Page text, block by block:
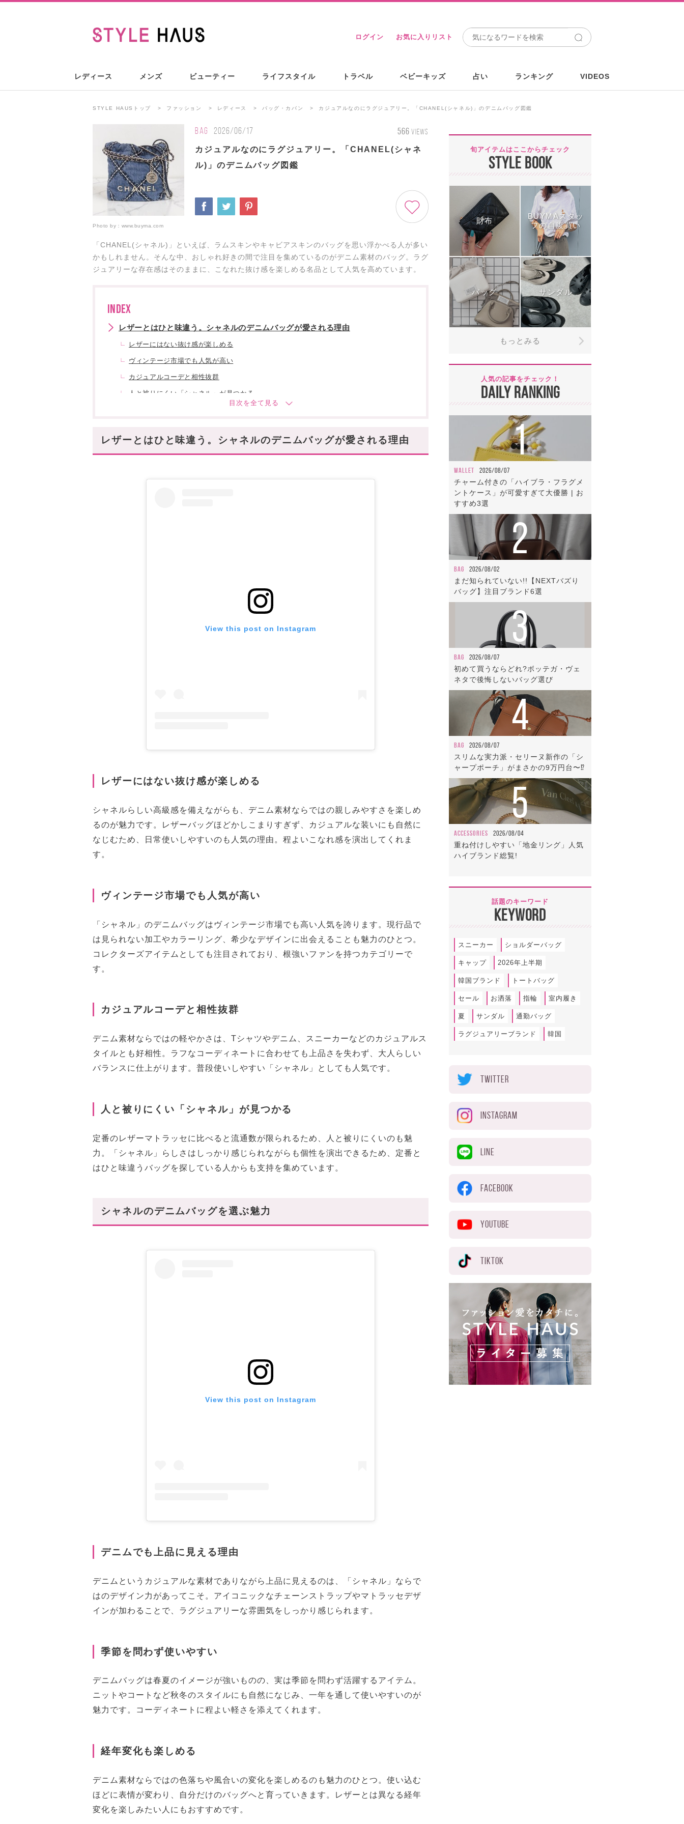
ログイン お気に入りリスト
レディース メンズ ビューティー ライフスタイル トラベル ベビーキッズ 占い ランキング VIDEOS
STYLE HAUSトップ ファッション レディース バッグ・カバン カジュアルなのにラグジュアリー。「CHANEL(シャネル)」のデニムバッグ図鑑
BAG 2026/06/17 566 VIEWS
カジュアルなのにラグジュアリー。「CHANEL(シャネ
ル)」のデニムバッグ図鑑
Photo by： www.buyma.com
「CHANEL(シャネル)」といえば、ラムスキンやキャビアスキンのバッグを思い浮かべる人が多い
かもしれません。そんな中、おしゃれ好きの間で注目を集めているのがデニム素材のバッグ。ラグ
ジュアリーな存在感はそのままに、こなれた抜け感を楽しめる名品として人気を高めています。
INDEX
レザーとはひと味違う。シャネルのデニムバッグが愛される理由
レザーにはない抜け感が楽しめる
ヴィンテージ市場でも人気が高い
カジュアルコーデと相性抜群
人と被りにくい「シャネル」が見つかる
季節を問わず使いやすい
コーディネートのアクセントになる
シャネルのデニムバッグはどう合わせる?
シャネルのデニムバッグは、大人の余裕を感じさせる名品
レザーとはひと味違う。シャネルのデニムバッグが愛される理由
View this post on Instagram
レザーにはない抜け感が楽しめる
シャネルらしい高級感を備えながらも、デニム素材ならではの親しみやすさを楽しめ
るのが魅力です。レザーバッグほどかしこまりすぎず、カジュアルな装いにも自然に
なじむため、日常使いしやすいのも人気の理由。程よいこなれ感を演出してくれま
す。
ヴィンテージ市場でも人気が高い
「シャネル」のデニムバッグはヴィンテージ市場でも高い人気を誇ります。現行品で
は見られない加工やカラーリング、希少なデザインに出会えることも魅力のひとつ。
コレクターズアイテムとしても注目されており、根強いファンを持つカテゴリーで
す。
カジュアルコーデと相性抜群
デニム素材ならではの軽やかさは、Tシャツやデニム、スニーカーなどのカジュアルス
タイルとも好相性。ラフなコーディネートに合わせても上品さを失わず、大人らしい
バランスに仕上がります。普段使いしやすい「シャネル」としても人気です。
人と被りにくい「シャネル」が見つかる
定番のレザーマトラッセに比べると流通数が限られるため、人と被りにくいのも魅
力。「シャネル」らしさはしっかり感じられながらも個性を演出できるため、定番と
はひと味違うバッグを探している人からも支持を集めています。
シャネルのデニムバッグを選ぶ魅力
View this post on Instagram
デニムでも上品に見える理由
デニムというカジュアルな素材でありながら上品に見えるのは、「シャネル」ならで
はのデザイン力があってこそ。アイコニックなチェーンストラップやマトラッセデザ
インが加わることで、ラグジュアリーな雰囲気をしっかり感じられます。
季節を問わず使いやすい
デニムバッグは春夏のイメージが強いものの、実は季節を問わず活躍するアイテム。
ニットやコートなど秋冬のスタイルにも自然になじみ、一年を通して使いやすいのが
魅力です。コーディネートに程よい軽さを添えてくれます。
経年変化も楽しめる
デニム素材ならではの色落ちや風合いの変化を楽しめるのも魅力のひとつ。使い込む
ほどに表情が変わり、自分だけのバッグへと育っていきます。レザーとは異なる経年
変化を楽しみたい人にもおすすめです。
旬アイテムはここからチェック
STYLE BOOK
財布
BUYMAスタッ
フの自腹買い
バッグ サンダル
もっとみる
人気の記事をチェック！
DAILY RANKING
1
WALLET 2026/08/07
チャーム付きの「ハイブラ・フラグメ
ントケース」が可愛すぎて大優勝 | お
すすめ3選
2
BAG 2026/08/02
まだ知られていない!!【NEXTバズり
バッグ】注目ブランド6選
3
BAG 2026/08/07
初めて買うならどれ?ボッテガ・ヴェ
ネタで後悔しないバッグ選び
4
BAG 2026/08/07
スリムな実力派・セリーヌ新作の「シ
ャープポーチ」がまさかの9万円台〜⁉
5
ACCESSORIES 2026/08/04
重ね付けしやすい「地金リング」人気
ハイブランド総覧!
話題のキーワード
KEYWORD
スニーカー ショルダーバッグ
キャップ 2026年上半期
韓国ブランド トートバッグ
セール お洒落 指輪 室内履き
夏 サンダル 通勤バッグ
ラグジュアリーブランド 韓国
TWITTER
INSTAGRAM
LINE
FACEBOOK
YOUTUBE
TIKTOK